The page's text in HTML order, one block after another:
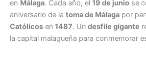
en Málaga. Cada año, el 19 de junio se
aniversario de la toma de Málaga por
Católicos en 1487. Un desfile gigante
la capital malagueña para conmemorar